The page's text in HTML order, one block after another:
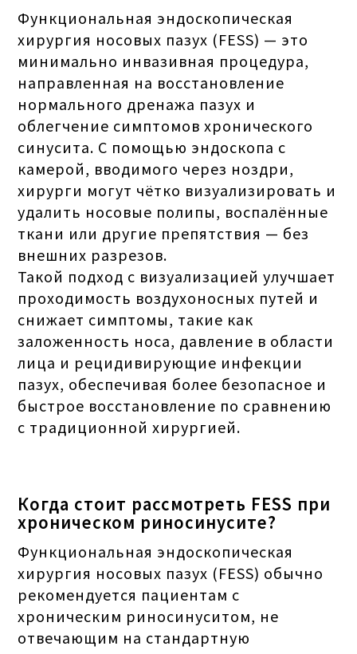
Функциональная эндоскопическая
хирургия носовых пазух (FESS) — это
минимально инвазивная процедура,
направленная на восстановление
нормального дренажа пазух и
облегчение симптомов хронического
синусита. С помощью эндоскопа с
камерой, вводимого через ноздри,
хирурги могут чётко визуализировать и
удалить носовые полипы, воспалённые
ткани или другие препятствия — без
внешних разрезов.
Такой подход с визуализацией улучшает
проходимость воздухоносных путей и
снижает симптомы, такие как
заложенность носа, давление в области
лица и рецидивирующие инфекции
пазух, обеспечивая более безопасное и
быстрое восстановление по сравнению
с традиционной хирургией.
Когда стоит рассмотреть FESS при
хроническом риносинусите?
Функциональная эндоскопическая
хирургия носовых пазух (FESS) обычно
рекомендуется пациентам с
хроническим риносинуситом, не
отвечающим на стандартную